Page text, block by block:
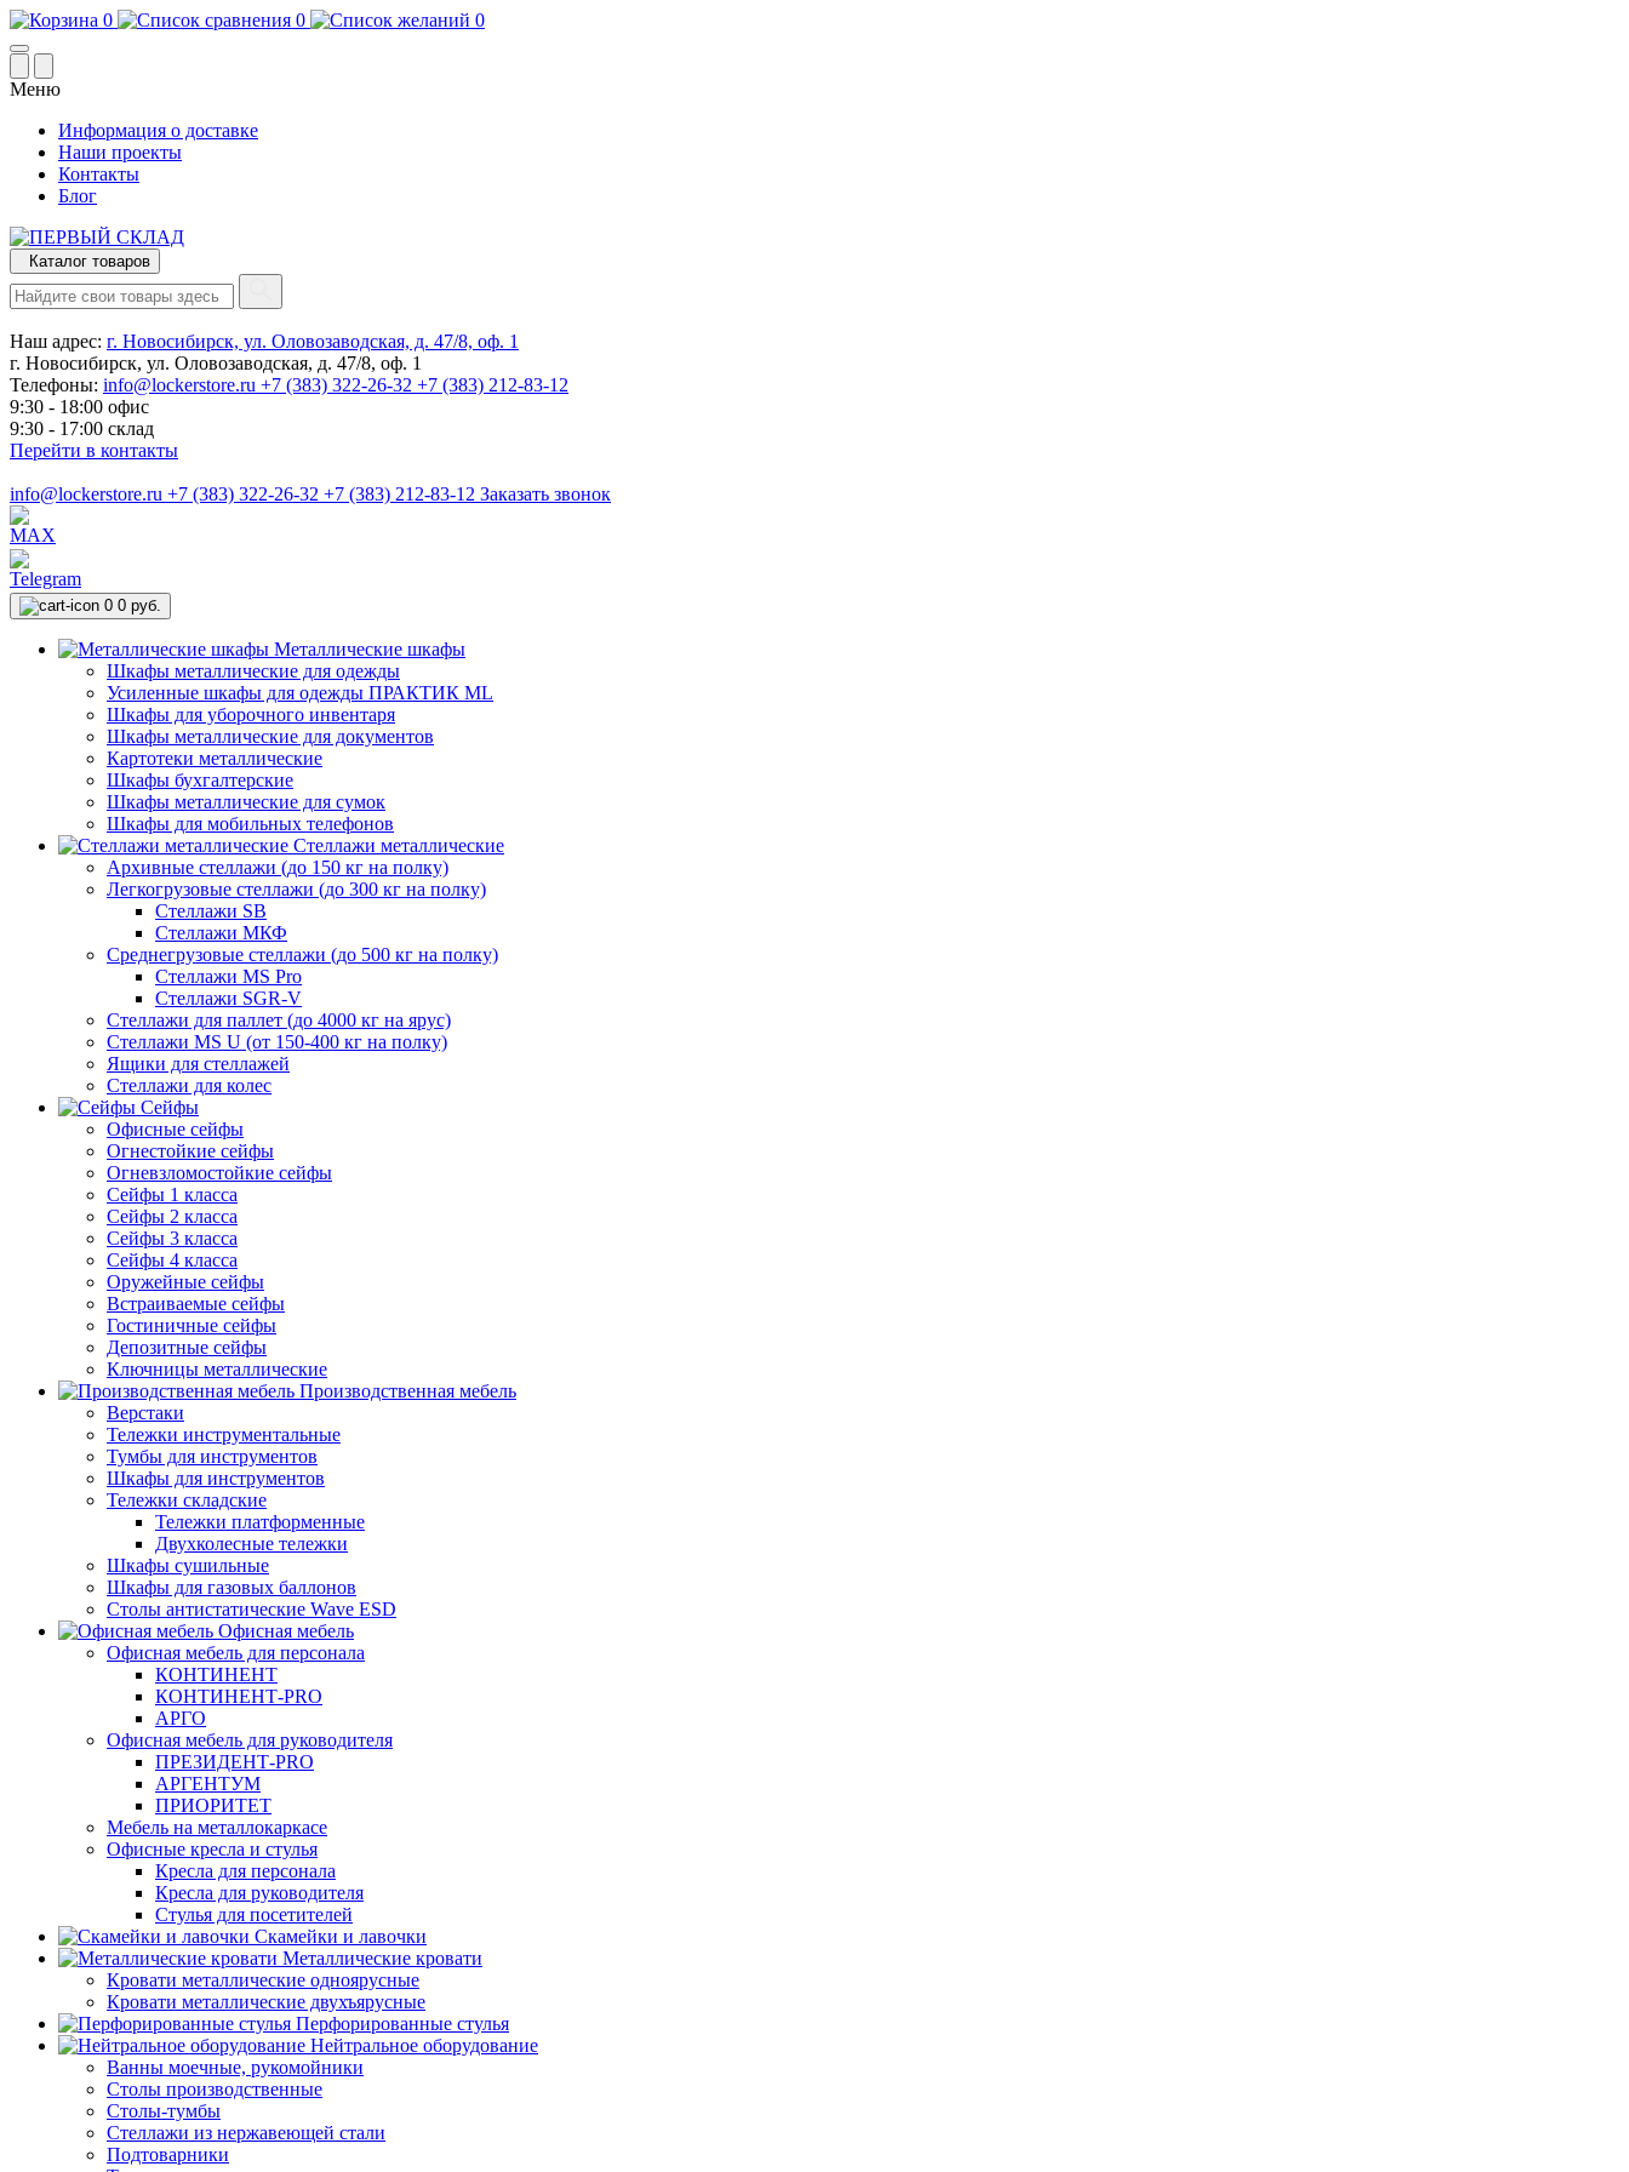
0 0 0
Меню
Информация о доставке
Наши проекты
Контакты
Блог
Каталог товаров
Наш адрес: г. Новосибирск, ул. Оловозаводская, д. 47/8, оф. 1
г. Новосибирск, ул. Оловозаводская, д. 47/8, оф. 1
Телефоны: info@lockerstore.ru +7 (383) 322-26-32 +7 (383) 212-83-12
9:30 - 18:00 офис
9:30 - 17:00 склад
Перейти в контакты
info@lockerstore.ru +7 (383) 322-26-32 +7 (383) 212-83-12 Заказать звонок
0 0 руб.
Металлические шкафы
Шкафы металлические для одежды
Усиленные шкафы для одежды ПРАКТИК ML
Шкафы для уборочного инвентаря
Шкафы металлические для документов
Картотеки металлические
Шкафы бухгалтерские
Шкафы металлические для сумок
Шкафы для мобильных телефонов
Стеллажи металлические
Архивные стеллажи (до 150 кг на полку)
Легкогрузовые стеллажи (до 300 кг на полку)
Стеллажи SB
Стеллажи МКФ
Среднегрузовые стеллажи (до 500 кг на полку)
Стеллажи MS Pro
Стеллажи SGR-V
Стеллажи для паллет (до 4000 кг на ярус)
Стеллажи MS U (от 150-400 кг на полку)
Ящики для стеллажей
Стеллажи для колес
Сейфы
Офисные сейфы
Огнестойкие сейфы
Огневзломостойкие сейфы
Сейфы 1 класса
Сейфы 2 класса
Сейфы 3 класса
Сейфы 4 класса
Оружейные сейфы
Встраиваемые сейфы
Гостиничные сейфы
Депозитные сейфы
Ключницы металлические
Производственная мебель
Верстаки
Тележки инструментальные
Тумбы для инструментов
Шкафы для инструментов
Тележки складские
Тележки платформенные
Двухколесные тележки
Шкафы сушильные
Шкафы для газовых баллонов
Столы антистатические Wave ESD
Офисная мебель
Офисная мебель для персонала
КОНТИНЕНТ
КОНТИНЕНТ-PRO
АРГО
Офисная мебель для руководителя
ПРЕЗИДЕНТ-PRO
АРГЕНТУМ
ПРИОРИТЕТ
Мебель на металлокаркасе
Офисные кресла и стулья
Кресла для персонала
Кресла для руководителя
Стулья для посетителей
Скамейки и лавочки
Металлические кровати
Кровати металлические одноярусные
Кровати металлические двухъярусные
Перфорированные стулья
Нейтральное оборудование
Ванны моечные, рукомойники
Столы производственные
Столы-тумбы
Стеллажи из нержавеющей стали
Подтоварники